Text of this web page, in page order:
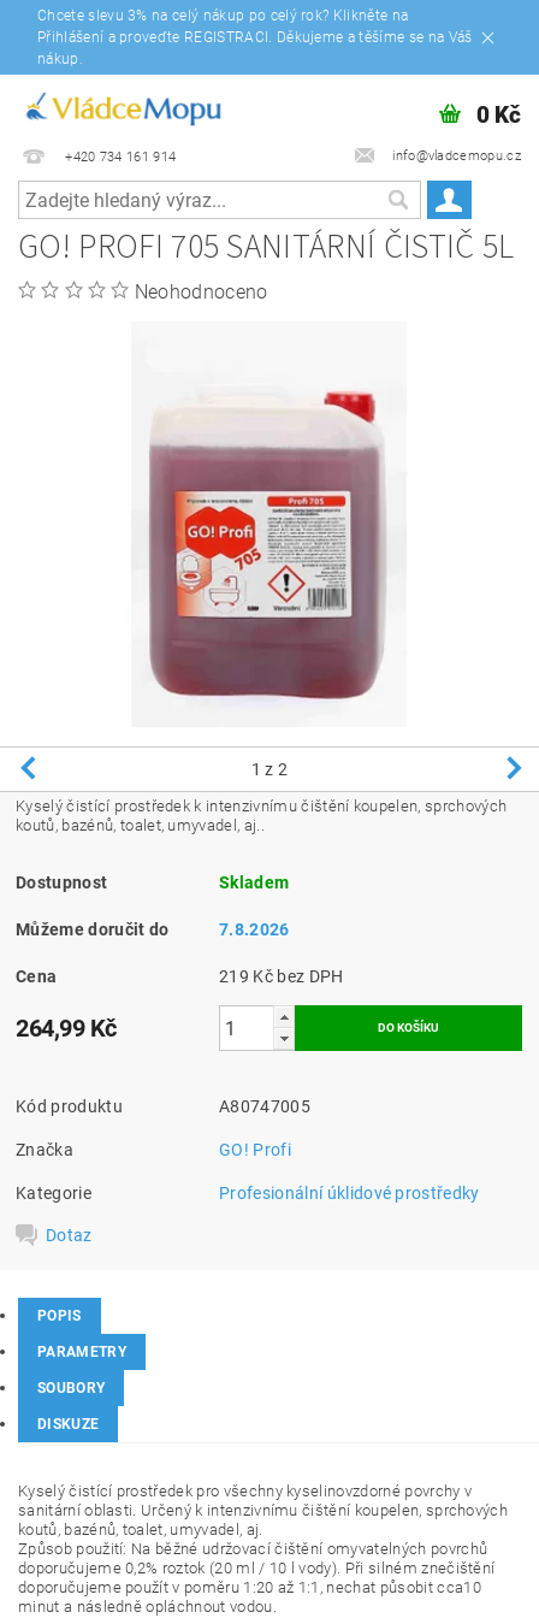
Chcete slevu 3% na celý nákup po celý rok? Klikněte na
Přihlášení a proveďte REGISTRACI. Děkujeme a těšíme se na Váš
nákup.
+420 734 161 914 info@vladcemopu.cz
0 Kč
GO! PROFI 705 SANITÁRNÍ ČISTIČ 5L
Neohodnoceno
1 z 2
Kyselý čistící prostředek k intenzivnímu čištění koupelen, sprchových
koutů, bazénů, toalet, umyvadel, aj..
Dostupnost Skladem
Můžeme doručit do 7.8.2026
Cena 219 Kč bez DPH
264,99 Kč
Kód produktu A80747005
Značka GO! Profi
Kategorie Profesionální úklidové prostředky
Dotaz
POPIS
PARAMETRY
SOUBORY
DISKUZE
Kyselý čistící prostředek pro všechny kyselinovzdorné povrchy v
sanitární oblasti. Určený k intenzivnímu čištění koupelen, sprchových
koutů, bazénů, toalet, umyvadel, aj.
Způsob použití: Na běžné udržovací čištění omyvatelných povrchů
doporučujeme 0,2% roztok (20 ml / 10 l vody). Při silném znečištění
doporučujeme použít v poměru 1:20 až 1:1, nechat působit cca10
minut a následně opláchnout vodou.